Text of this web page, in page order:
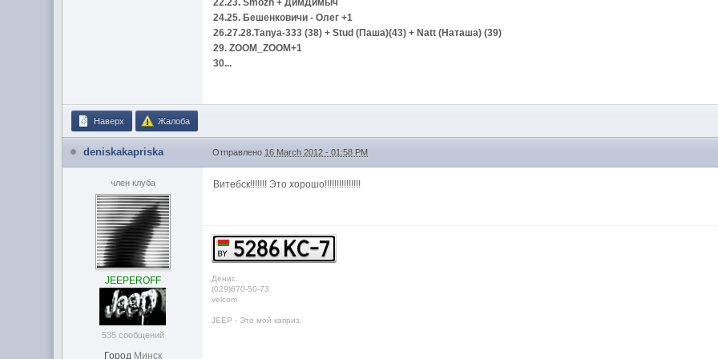
22.23. Smozh + ДимДимыч
24.25. Бешенковичи - Олег +1
26.27.28.Тanya-333 (38) + Stud (Паша)(43) + Natt (Наташа) (39)
29. ZOOM_ZOOM+1
30...
Наверх Жалоба
deniskakapriska Отправлено 16 March 2012 - 01:58 PM
член клуба
JEEPEROFF
535 сообщений
Город Минск
Витебск!!!!!!! Это хорошо!!!!!!!!!!!!!!!
Денис.
(029)670-50-73
velcom
JEEP - Это мой каприз.